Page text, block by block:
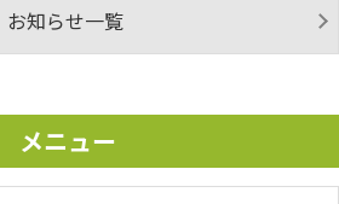
お知らせ一覧
メニュー